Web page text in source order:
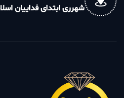
شهرری ابتدای فداییان اسلام